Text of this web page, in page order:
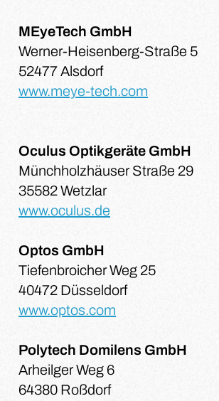
MEyeTech GmbH
Werner-Heisenberg-Straße 5
52477 Alsdorf
www.meye-tech.com
Oculus Optikgeräte GmbH
Münchholzhäuser Straße 29
35582 Wetzlar
www.oculus.de
Optos GmbH
Tiefenbroicher Weg 25
40472 Düsseldorf
www.optos.com
Polytech Domilens GmbH
Arheilger Weg 6
64380 Roßdorf